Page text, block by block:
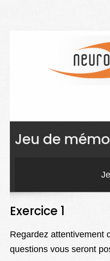
Actualités
Soins
Droit
Lexique
Better Health
Jeu de
Exercice 1
Regardez attentivement
questions vous seront